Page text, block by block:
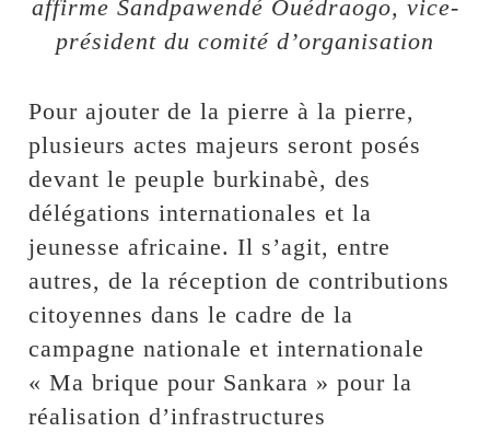
affirme Sandpawendé Ouédraogo, vice-
président du comité d’organisation
Pour ajouter de la pierre à la pierre,
plusieurs actes majeurs seront posés
devant le peuple burkinabè, des
délégations internationales et la
jeunesse africaine. Il s’agit, entre
autres, de la réception de contributions
citoyennes dans le cadre de la
campagne nationale et internationale
« Ma brique pour Sankara » pour la
réalisation d’infrastructures